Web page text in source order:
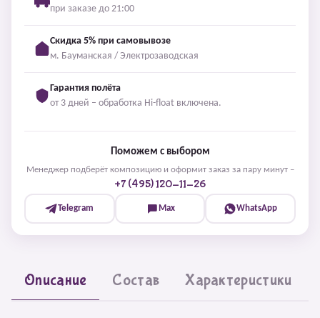
при заказе до 21:00
Скидка 5% при самовывозе
м. Бауманская / Электрозаводская
Гарантия полёта
от 3 дней – обработка Hi-float включена.
Поможем с выбором
Менеджер подберёт композицию и оформит заказ за пару минут –
+7 (495) 120-11-26
Telegram Max WhatsApp
Описание Состав Характеристики